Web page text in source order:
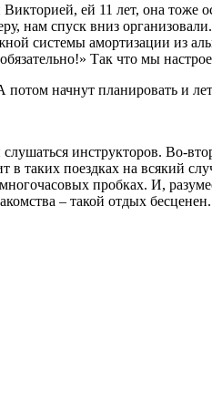
ей 11 лет, она тоже
нам спуск вниз
системы амортизации из
Так что мы
начнут планировать и
инструкторов. Во-
таких поездках на всякий
пробках. И,
– такой отдых бесценен.